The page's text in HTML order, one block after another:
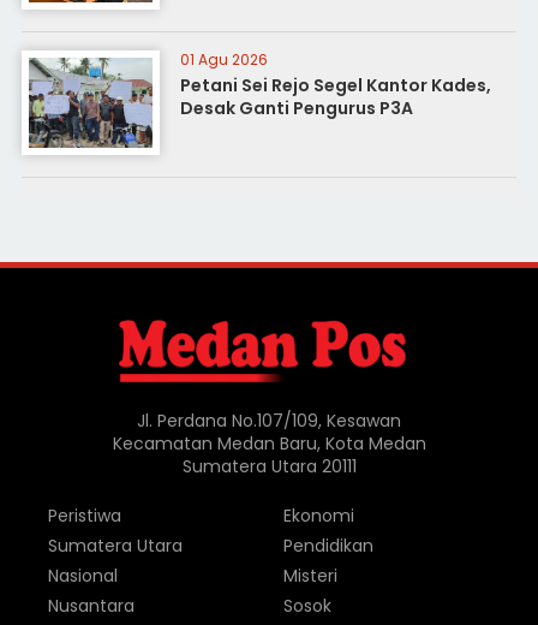
01 Agu 2026
Petani Sei Rejo Segel Kantor Kades,
Desak Ganti Pengurus P3A
Jl. Perdana No.107/109, Kesawan
Kecamatan Medan Baru, Kota Medan
Sumatera Utara 20111
Peristiwa
Sumatera Utara
Nasional
Nusantara
Ekonomi
Pendidikan
Misteri
Sosok